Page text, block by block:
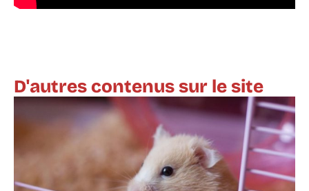
D'autres contenus sur le site